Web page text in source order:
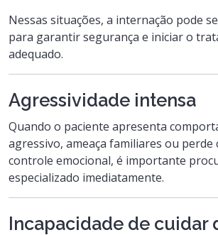
Nessas situações, a internação pode
para garantir segurança e iniciar o
adequado.
Agressividade intensa
Quando o paciente apresenta
agressivo, ameaça familiares ou
controle emocional, é importante
especializado imediatamente.
Incapacidade de cuidar